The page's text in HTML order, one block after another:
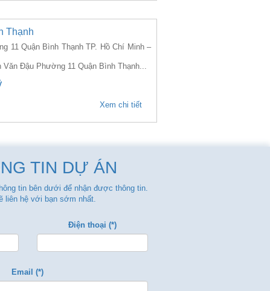
Thạnh
11 Quận Bình Thạnh TP. Hồ Chí Minh –
Đậu Phường 11 Quận Bình Thạnh...
Xem chi tiết
TIN DỰ ÁN
tin bên dưới để nhận được thông tin.
liên hệ với bạn sớm nhất.
Điện thoại (*)
Email (*)